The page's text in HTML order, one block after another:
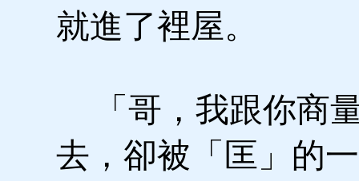
就進了裡屋。
「哥，我跟你商
去，卻被「匡」的